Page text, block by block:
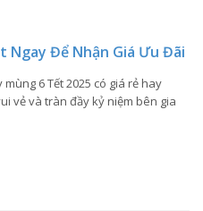
Ngay Để Nhận Giá Ưu Đãi
6 Tết 2025 có giá rẻ hay
vẻ và tràn đầy kỷ niệm bên gia